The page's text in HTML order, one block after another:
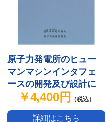
原子力発電所のヒュー
マンマシンインタフェ
ースの開発及び設計に
関する指針 JEAG4617-
2024
￥4,400円 （税込）
詳細はこちら